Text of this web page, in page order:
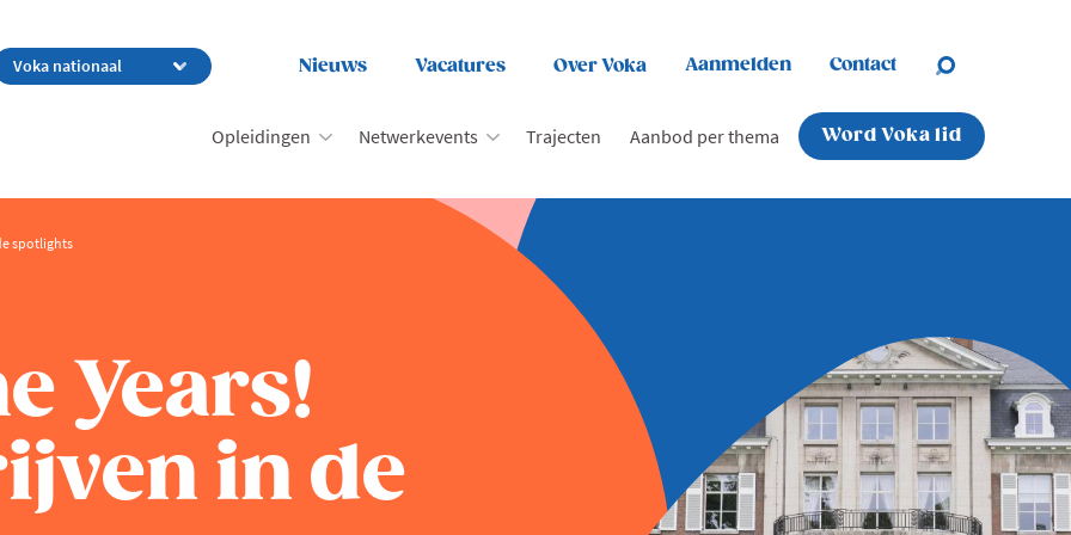
Nieuws Vacatures Over Voka Aanmelden Contact
Opleidingen Netwerkevents Trajecten Aanbod per thema Word Voka lid
spotlights
Years!
in de